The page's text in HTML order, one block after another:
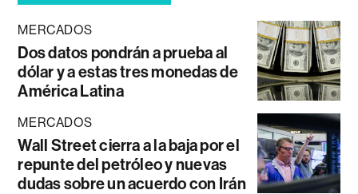
MERCADOS
Dos datos pondrán a prueba al
dólar y a estas tres monedas de
América Latina
MERCADOS
Wall Street cierra a la baja por el
repunte del petróleo y nuevas
dudas sobre un acuerdo con Irán